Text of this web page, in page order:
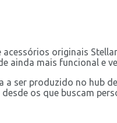
acessórios originais
ainda mais funcional e
a ser produzido no hub
os que buscam